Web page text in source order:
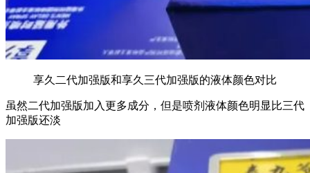
享久二代加强版和享久三代加强版的液体颜色对比
虽然二代加强版加入更多成分，但是喷剂液体颜色明显比三代
加强版还淡